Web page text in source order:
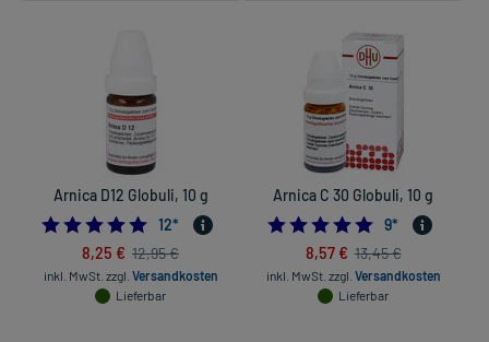
Arnica D12 Globuli, 10 g
5.0
12*
8,25 € 12,95 €
inkl. MwSt. zzgl. Versandkosten
Lieferbar
Arnica C 30 Globuli, 10 g
9*
8,57 € 13,45 €
inkl. MwSt. zzgl. Versandkosten
Lieferbar